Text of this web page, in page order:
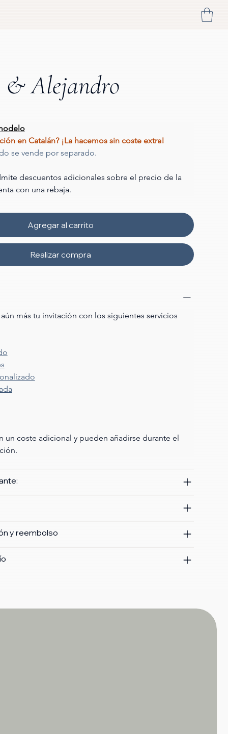
Alejandro
en Catalán? ¡La hacemos sin coste extra!
se vende por separado.
descuentos adicionales sobre el precio de la
con una rebaja.
Agregar al carrito
Realizar compra
más tu invitación con los siguientes servicios
un coste adicional y pueden añadirse durante el
y reembolso